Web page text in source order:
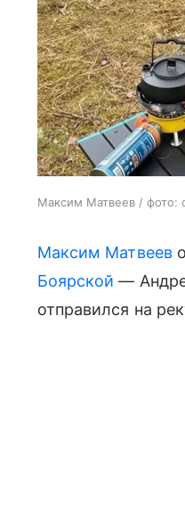
Максим Матвеев / фото:
Максим Матвеев
Боярской —
отправился на